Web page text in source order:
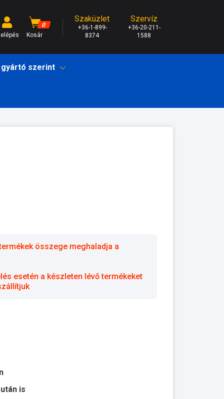
0
Kosár
Szaküzlet
+36-1-899-
8374
Szervíz
+36-20-211-
1588
szerint
összege meghaladja a
esetén a készleten lévő termékeket
is